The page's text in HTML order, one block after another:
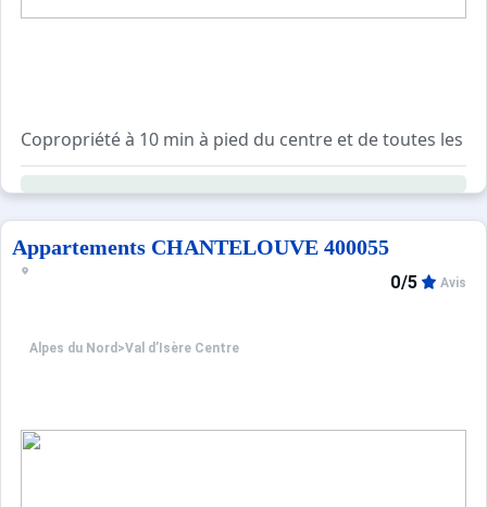
Copropriété à 10 min à pied du centre et de toutes les
Résidence avec ascenseur.
Casiers à ski et local poubelle au rez-de-chaussée du
Navette gratuite à quelques pas de la résidence en
Appartements CHANTELOUVE 400055
Alpes du Nord >Val d’Isère Centre
0/5 Avis